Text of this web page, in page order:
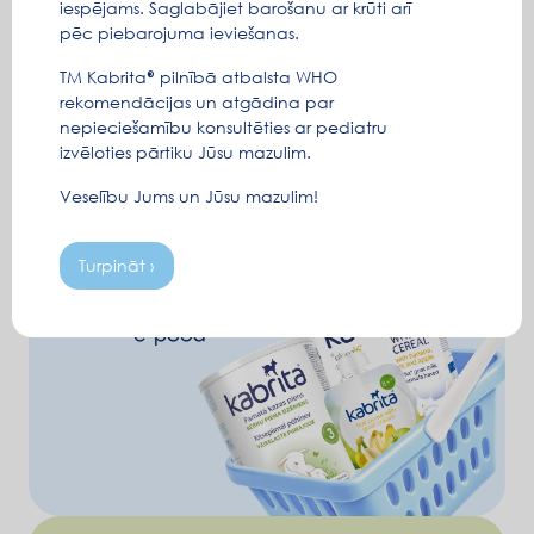
iespējams. Saglabājiet barošanu ar krūti arī
pēc piebarojuma ieviešanas.
TM Kabrita
pilnībā atbalsta WHO
rekomendācijas un atgādina par
nepieciešamību konsultēties ar pediatru
izvēloties pārtiku Jūsu mazulim.
Veselību Jums un Jūsu mazulim!
Turpināt ›